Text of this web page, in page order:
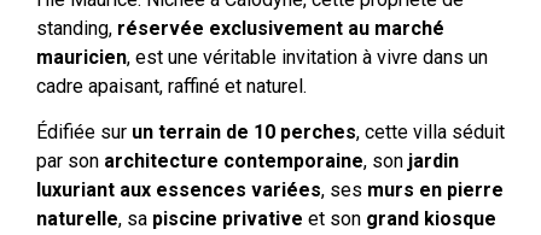
standing, réservée exclusivement au marché
mauricien, est une véritable invitation à vivre dans un
cadre apaisant, raffiné et naturel.
Édifiée sur un terrain de 10 perches, cette villa séduit
par son architecture contemporaine, son jardin
luxuriant aux essences variées, ses murs en pierre
naturelle, sa piscine privative et son grand kiosque